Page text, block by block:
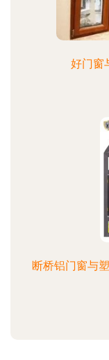
好门窗
断桥铝门窗与